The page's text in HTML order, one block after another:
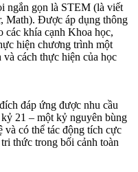
ngắn gọn là STEM (là viết
Math). Được áp dụng thông
các khía cạnh Khoa học,
hiện chương trình một
cách thực hiện của học
đáp ứng được nhu cầu
21 – một kỷ nguyên bùng
và có thể tác động tích cực
thức trong bối cảnh toàn